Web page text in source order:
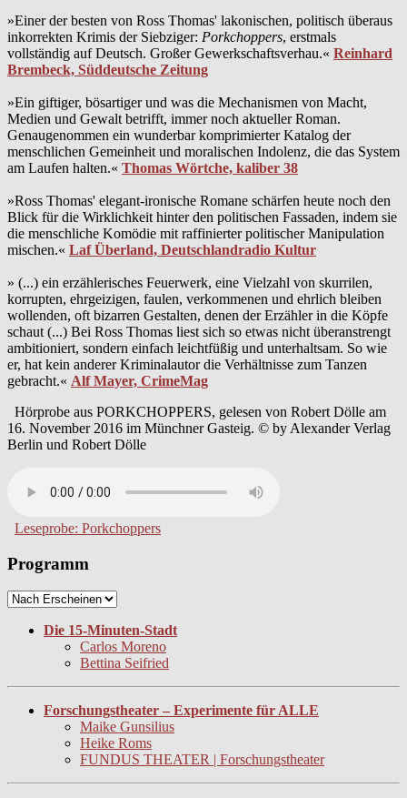
»Einer der besten von Ross Thomas' lakonischen, politisch überaus
inkorrekten Krimis der Siebziger: Porkchoppers, erstmals
vollständig auf Deutsch. Großer Gewerkschaftsverhau.« Reinhard
Brembeck, Süddeutsche Zeitung
»Ein giftiger, bösartiger und was die Mechanismen von Macht,
Medien und Gewalt betrifft, immer noch aktueller Roman.
Genaugenommen ein wunderbar komprimierter Katalog der
menschlichen Gemeinheit und moralischen Indolenz, die das System
am Laufen halten.« Thomas Wörtche, kaliber 38
»Ross Thomas' elegant-ironische Romane schärfen heute noch den
Blick für die Wirklichkeit hinter den politischen Fassaden, indem sie
die menschliche Komödie mit raffinierter politischer Manipulation
mischen.« Laf Überland, Deutschlandradio Kultur
» (...) ein erzählerisches Feuerwerk, eine Vielzahl von skurrilen,
korrupten, ehrgeizigen, faulen, verkommenen und ehrlich bleiben
wollenden, oft bizarren Gestalten, denen der Erzähler in die Köpfe
schaut (...) Bei Ross Thomas liest sich so etwas nicht überanstrengt
ambitioniert, sondern einfach leichtfüßig und unterhaltsam. So wie
er, hat kein anderer Kriminalautor die Verhältnisse zum Tanzen
gebracht.« Alf Mayer, CrimeMag
Hörprobe aus PORKCHOPPERS, gelesen von Robert Dölle am
16. November 2016 im Münchner Gasteig. © by Alexander Verlag
Berlin und Robert Dölle
Leseprobe: Porkchoppers
Programm
Die 15-Minuten-Stadt
Carlos Moreno
Bettina Seifried
Forschungstheater – Experimente für ALLE
Maike Gunsilius
Heike Roms
FUNDUS THEATER | Forschungstheater